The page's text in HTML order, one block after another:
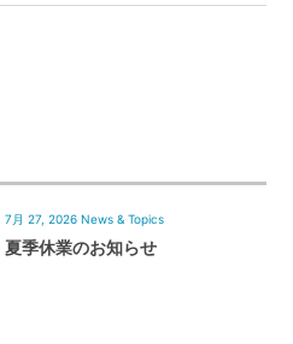
7月 27, 2026 News & Topics
夏季休業のお知らせ